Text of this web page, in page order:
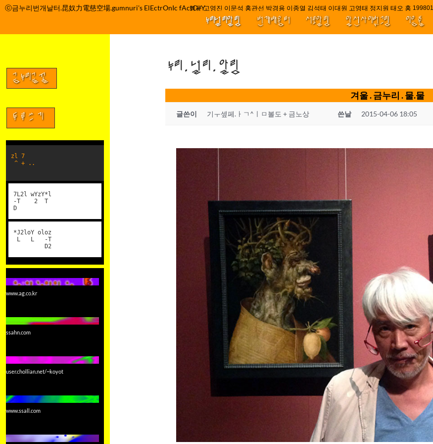
컨
기
ⓒ금누리번개날터.昆奴力電慈空場.gumnuri's ElEctrOnIc fActOrY박정관 조명규 고영진 이문석 홍관선 박경용 이종열 김석태 이대원 고영태 정지원 태오 홍 최윤 ////
누리널리알림 번개배움터 서로알림 앞선사이벗그림 이음줄
누리.널리.알림
겨울 . 금누리 . 물.물
글쓴이 기ㅜ셒페.ㅏㄱ^ㅣㅁ볼도 + 금노상 쓴날 2015-04-06 18:05
금누리글꼴
두루쓰기
zl 7
^ + ..
7L2l wYzY*l
-T 2 T
D
*J2loY oloz
L L -T
D2
www.ag.co.kr
ssahn.com
user.chollian.net/~koyot
www.ssall.com